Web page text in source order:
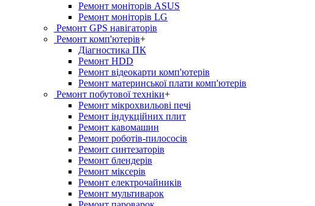
Ремонт моніторів ASUS
Ремонт моніторів LG
Ремонт GPS навігаторів
Ремонт комп'ютерів+
Діагностика ПК
Ремонт HDD
Ремонт відеокарти комп'ютерів
Ремонт материнської плати комп'ютерів
Ремонт побутової техніки+
Ремонт мікрохвильові печі
Ремонт індукційних плит
Ремонт кавомашин
Ремонт роботів-пилососів
Ремонт синтезаторів
Ремонт блендерiв
Ремонт мiксерiв
Ремонт електрочайників
Ремонт мультиварок